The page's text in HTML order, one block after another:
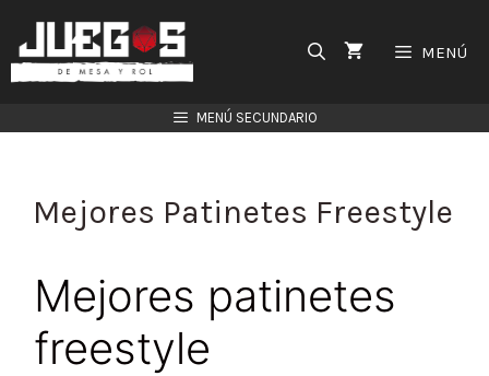
contenido
MENÚ
MENÚ SECUNDARIO
Mejores Patinetes Freestyle
Mejores patinetes
freestyle